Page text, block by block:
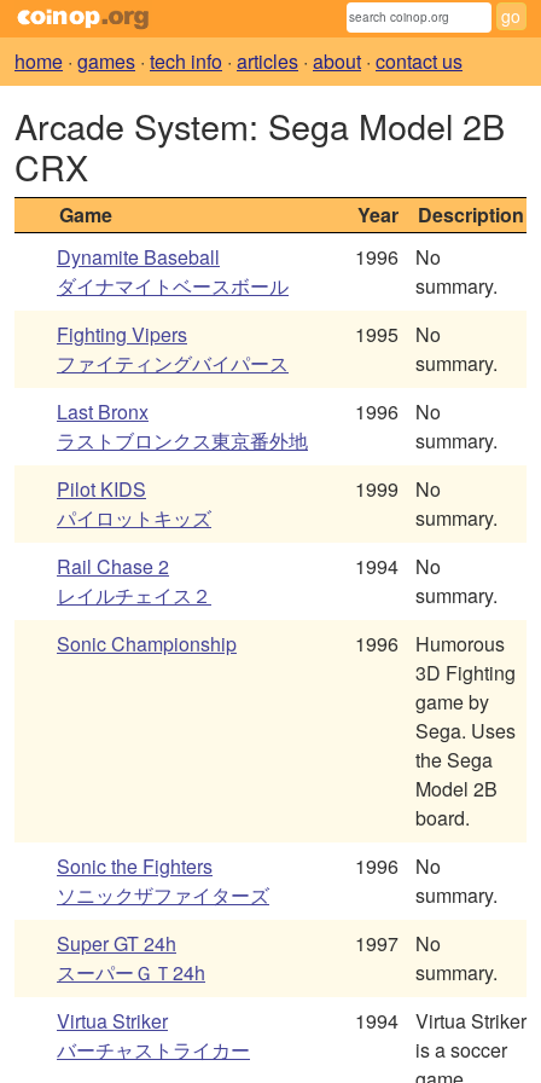
home · games · tech info · articles · about · contact us
Arcade System: Sega Model 2B
CRX
Game Year
Description
Dynamite Baseball
ダイナマイトベースボール
1996
No
summary.
Fighting Vipers
ファイティングバイパース
1995
No
summary.
Last Bronx
ラストブロンクス東京番外地
1996
No
summary.
Pilot KIDS
パイロットキッズ
1999
No
summary.
Rail Chase 2
レイルチェイス２
1994
No
summary.
Sonic Championship
1996
Humorous
3D Fighting
game by
Sega. Uses
the Sega
Model 2B
board.
Sonic the Fighters
ソニックザファイターズ
1996
No
summary.
Super GT 24h
スーパーＧＴ24h
1997
No
summary.
Virtua Striker
バーチャストライカー
1994
Virtua Striker
is a soccer